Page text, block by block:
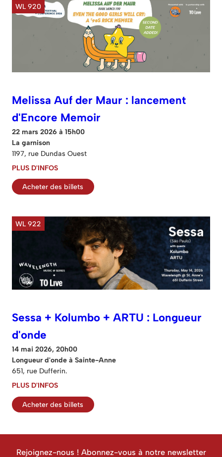
WL 920
Melissa Auf der Maur : lancement
d'Encore Memoir
22 mars 2026 à 15h00
La garnison
1197, rue Dundas Ouest
PLUS D'INFOS
Acheter des billets
WL 922
Sessa + Kolumbo + ARTU : Longueur
d'onde
14 mai 2026, 20h00
Longueur d'onde à Sainte-Anne
651, rue Dufferin.
PLUS D'INFOS
Acheter des billets
Rejoignez-nous ! Abonnez-vous à notre newsletter